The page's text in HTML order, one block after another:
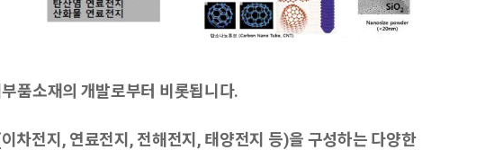
품소재의 개발로부터 비롯됩니다.
차전지, 연료전지, 전해전지, 태양전지 등)을 구성하는 다양한